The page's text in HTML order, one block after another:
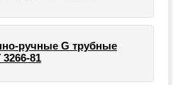
ручные G трубные
81